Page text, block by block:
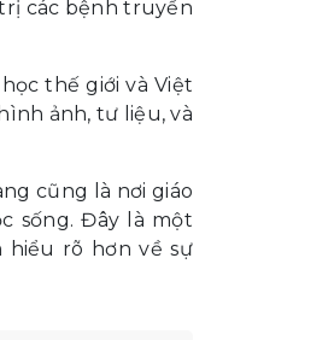
các bệnh truyền
thế giới và Việt
ảnh, tư liệu, và
cũng là nơi giáo
sống. Đây là một
rõ hơn về sự